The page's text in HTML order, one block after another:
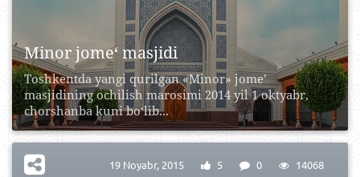
Minor jome‘ masjidi
Toshkentda yangi qurilgan «Minor» jome’
masjidining ochilish marosimi 2014 yil 1 oktyabr,
chorshanba kuni bo‘lib...
19 Noyabr, 2015 5 0 14068